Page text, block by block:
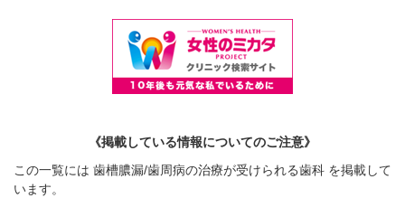
《掲載している情報についてのご注意》
この一覧には 歯槽膿漏/歯周病の治療が受けられる歯科 を掲載して
います。